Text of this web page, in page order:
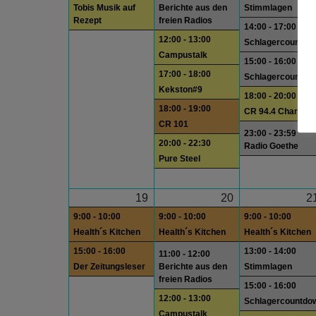
Tobis Musik auf
Rezept
Berichte aus den
freien Radios
12:00 - 13:00
Campustalk
17:00 - 18:00
Kekston#9
18:00 - 19:00
CR 101
20:00 - 22:30
Pure Steel
Stimmlagen
14:00 - 17:00
15:00 - 16:00
18:00 - 20:00
CR 94.4 Charts
23:00 - 23:59
Radio Goethe
19
9:00 - 10:00
Health´s Kitchen
15:00 - 16:00
Der Zeitungsleser
20
9:00 - 10:00
Health´s Kitchen
11:00 - 12:00
Berichte aus den
freien Radios
12:00 - 13:00
9:00 - 10:00
Health´s Kitchen
13:00 - 14:00
Stimmlagen
15:00 - 16:00